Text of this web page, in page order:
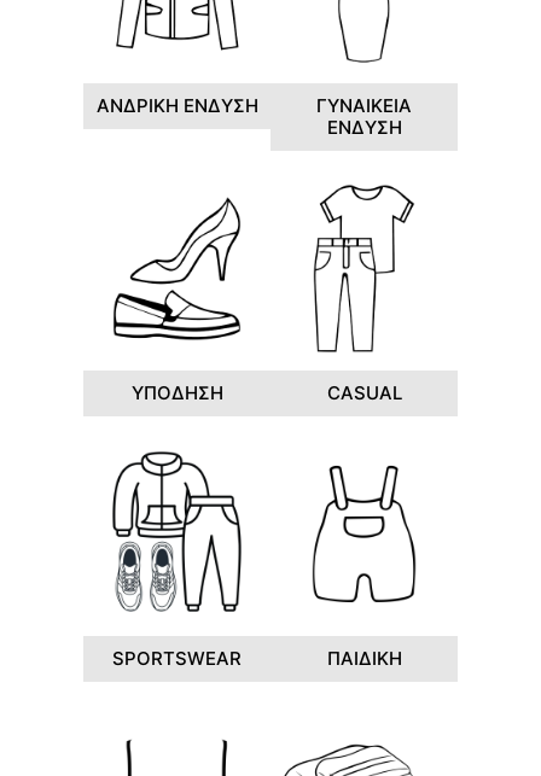
ΑΝΔΡΙΚΗ ΕΝΔΥΣΗ
ΓΥΝΑΙΚΕΙΑ
ΕΝΔΥΣΗ
ΥΠΟΔΗΣΗ CASUAL
SPORTSWEAR ΠΑΙΔΙΚΗ